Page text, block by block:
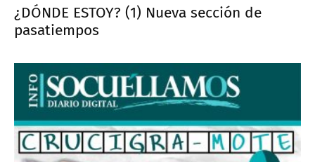
¿DÓNDE ESTOY? (1) Nueva sección de
pasatiempos